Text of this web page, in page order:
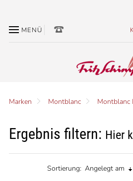
MENÜ
Marken Montblanc Montblanc
Ergebnis filtern: Hier
Sortierung: Angelegt am